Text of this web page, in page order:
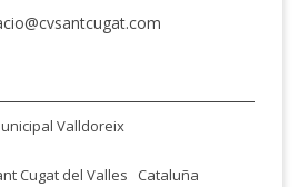
Valldoreix
Cugat del Valles Cataluña